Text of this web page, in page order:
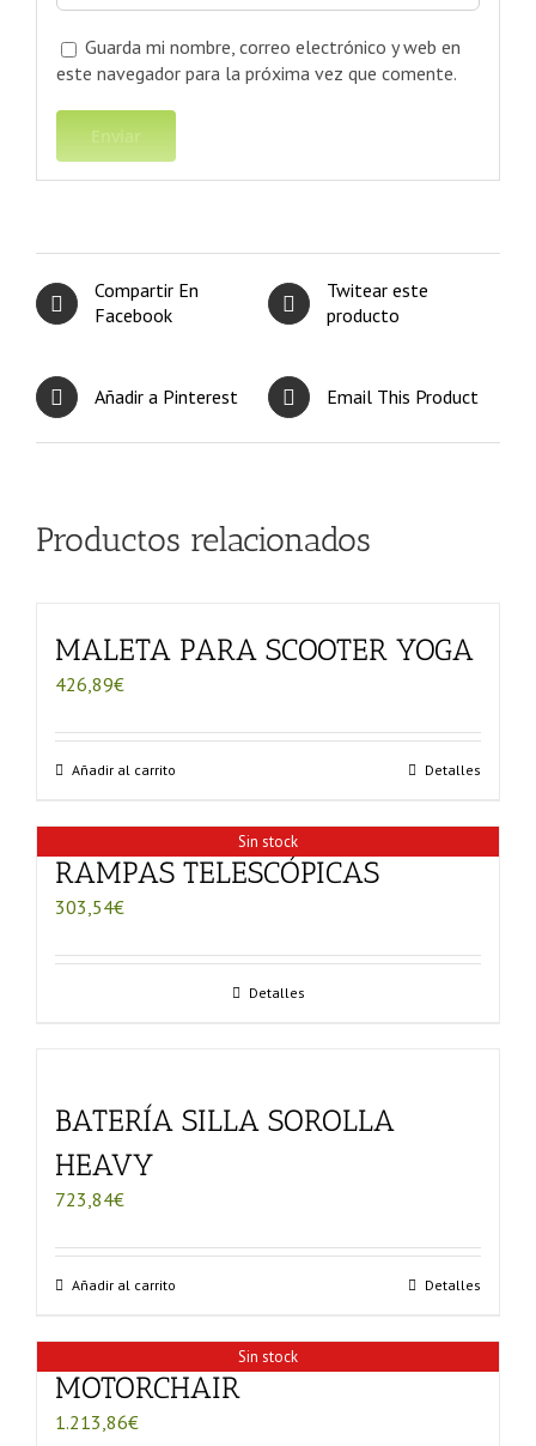
Guarda mi nombre, correo electrónico y web en
este navegador para la próxima vez que comente.
Compartir En
Facebook
Twitear este
producto
Añadir a Pinterest Email This Product
Productos relacionados
MALETA PARA SCOOTER YOGA
426,89€
Añadir al carrito Detalles
Sin stock
RAMPAS TELESCÓPICAS
303,54€
Detalles
BATERÍA SILLA SOROLLA
HEAVY
723,84€
Añadir al carrito Detalles
Sin stock
MOTORCHAIR
1.213,86€